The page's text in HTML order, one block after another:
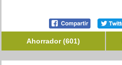
Ahorrador (601)